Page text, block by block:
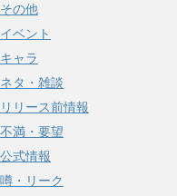
その他
イベント
キャラ
ネタ・雑談
リリース前情報
不満・要望
公式情報
噂・リーク